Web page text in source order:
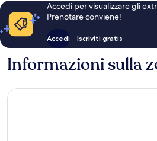
Accedi per visualizzare gli
Prenotare conviene!
Accedi Iscriviti gratis
Informazioni sulla